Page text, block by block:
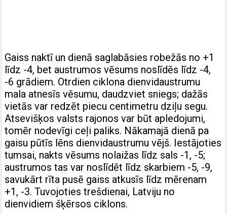
Gaiss naktī un dienā saglabāsies robežās no +1
līdz -4, bet austrumos vēsums noslīdēs līdz -4,
-6 grādiem. Otrdien ciklona dienvidaustrumu
mala atnesīs vēsumu, daudzviet sniegs; dažās
vietās var redzēt piecu centimetru dziļu segu.
Atsevišķos valsts rajonos var būt apledojumi,
tomēr nodevīgi ceļi paliks. Nākamajā dienā pa
gaisu pūtīs lēns dienvidaustrumu vējš. Iestājoties
tumsai, nakts vēsums nolaižas līdz sals -1, -5;
austrumos tas var noslīdēt līdz skarbiem -5, -9,
savukārt rīta pusē gaiss atkusīs līdz mērenam
+1, -3. Tuvojoties trešdienai, Latviju no
dienvidiem šķērsos ciklons.